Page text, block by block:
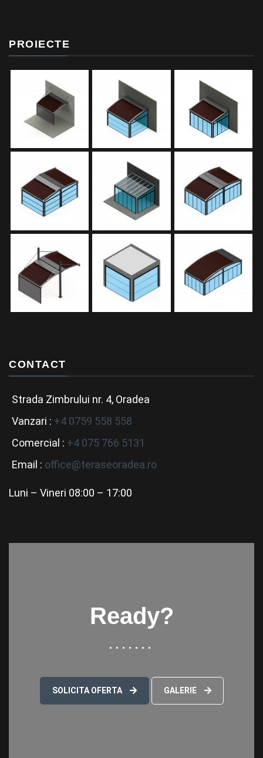
PROIECTE
CONTACT
Strada Zimbrului nr. 4, Oradea
Vanzari : +4 0759 558 558
Comercial : +4 075 766 5131
Email : office@teraseoradea.ro
Luni – Vineri 08:00 – 17:00
Ready?
SOLICITA OFERTA GALERIE